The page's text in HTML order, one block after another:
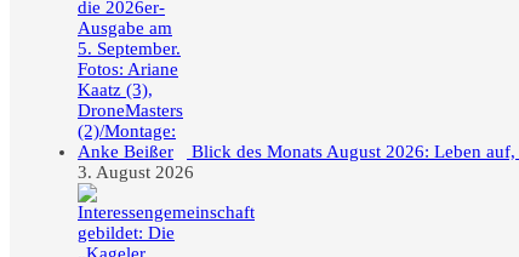
Blick des Monats August 2026: Leben
3. August 2026